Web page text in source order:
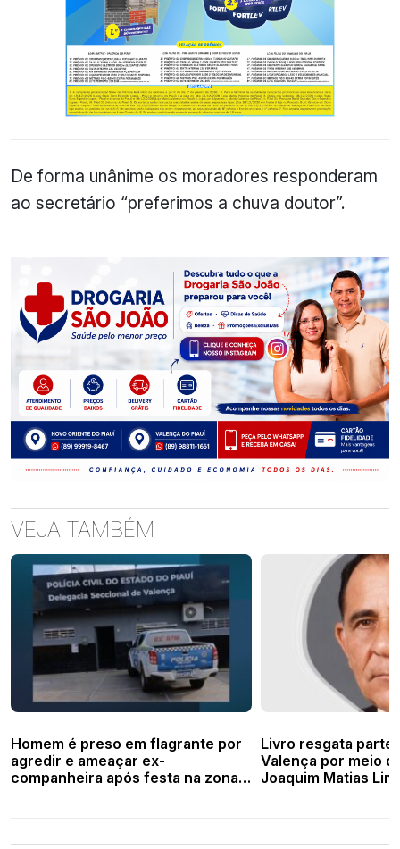
De forma unânime os moradores responderam
ao secretário “preferimos a chuva doutor”.
VEJA TAMBÉM
Homem é preso em flagrante por
agredir e ameaçar ex-
companheira após festa na zona
Livro resgata parte
Valença por meio
Joaquim Matias